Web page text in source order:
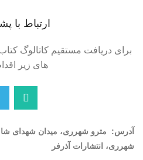
ارتباط با
برای دریافت مستقیم کاتالوگ
های زیر
آدرس: مترو شهرری، میدان شهدای
شهرری، انتشارات آذرفر